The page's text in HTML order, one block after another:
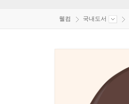
웰컴 국내도서